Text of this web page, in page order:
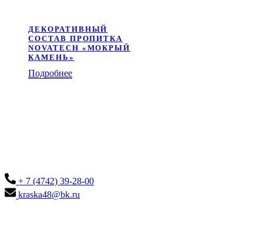
ДЕКОРАТИВНЫЙ
СОСТАВ ПРОПИТКА
NOVATECH «МОКРЫЙ
КАМЕНЬ»
Подробнее
+ 7 (4742) 39-28-00
kraska48@bk.ru